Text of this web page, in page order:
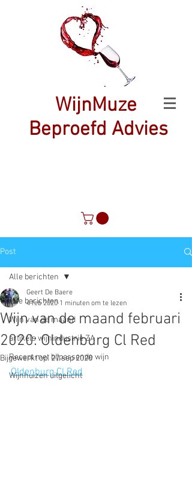
WijnMuze
Beproefd Advies
Post
Alle berichten
Wijn van de maand
artikels wijnindustrie ZA
Recept met bijpassende wijn
Wijnhuizen uitgelicht
Alle berichten
Wijn van de maand februari
2020: Oldenburg Cl Red
Geert De Baere
4 feb 2020 1 minuten om te lezen
Bijgewerkt op: 27 sep 2020
Oldenburg Cl Red